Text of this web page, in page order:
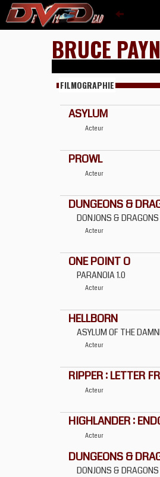
BRUCE
FILMOGRAPHIE
ASYLUM
Acteur
PROWL
Acteur
DUNGEONS &
DONJONS &
Acteur
ONE POINT O
PARANOIA 1.0
Acteur
HELLBORN
ASYLUM OF THE
Acteur
RIPPER : LETTER
Acteur
HIGHLANDER :
Acteur
DUNGEONS &
DONJONS & DRAGONS